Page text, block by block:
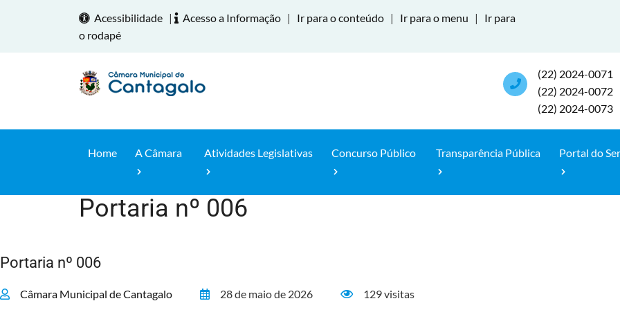
Acessibilidade | Acesso a Informação | Ir para o conteúdo | Ir para o menu |
Ir para
o rodapé
(22) 2024-0071
(22) 2024-0072
(22) 2024-0073
Home A Câmara Atividades Legislativas Concurso Público Transparência Pública Portal do
Portaria nº 006
Portaria nº 006
Câmara Municipal de Cantagalo 28 de maio de 2026 129 visitas